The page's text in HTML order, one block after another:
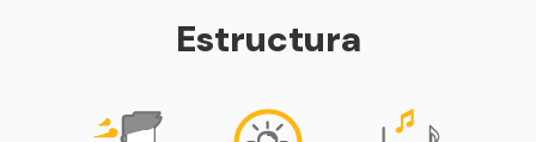
Estructura